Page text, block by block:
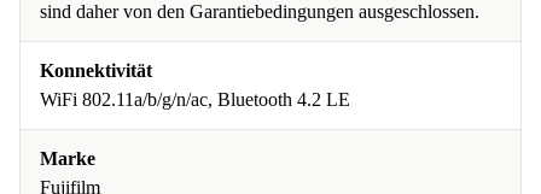
sind daher von den Garantiebedingungen ausgeschlossen.
Konnektivität
WiFi 802.11a/b/g/n/ac, Bluetooth 4.2 LE
Marke
Fujifilm